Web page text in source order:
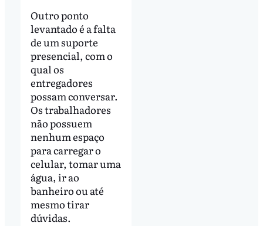
Outro ponto
levantado é a falta
de um suporte
presencial, com o
qual os
entregadores
possam conversar.
Os trabalhadores
não possuem
nenhum espaço
para carregar o
celular, tomar uma
água, ir ao
banheiro ou até
mesmo tirar
dúvidas.